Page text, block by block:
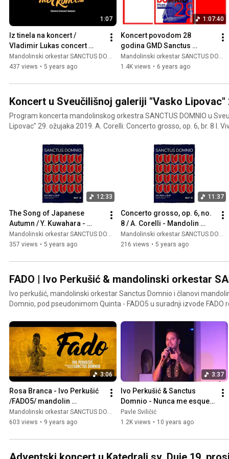
#umas #adriaticket #capricciocromatico
1:07
Iz tinela na koncert /
Vladimir Lukas concert
announcement /
Mandolinski orkestar SANCTUS DOMNIO
437 views • 5 years ago
1:07:40
Koncert povodom 28
godina GMD Sanctus
Domnio
Mandolinski orkestar SANCTUS DOMNIO
1.4K views • 6 years ago
Koncert u Sveučilišnoj galeriji "Vasko Lipovac"
Program koncerta mandolinskog orkestra SANCTUS DOMNIO u
Lipovac" 29. ožujaka 2019. A. Corelli: Concerto grosso, op. 6, br. 8 I. Vivace II. Grave III. Allegro IV.
Kalebić - mandolina Stela Ivanišević - mandolina Sandra Katunarić - mandolina Dea Škorić -
mandolina Y. Kuwahara: Pjesma japanske jeseni V. Sunko: Intrada i ples T. Kaleebić Istok
Koncertmajstorica: Ivana Kenk-Kalebić Dirigent: Vladimir Lukas
12:33
The Song of Japanese
Autumn / Y. Kuwahara -
Mandolinski orkestar //
SANCTUS DOMNIO //
Mandolinski orkestar SANCTUS DOMNIO
357 views • 5 years ago
11:37
Concerto grosso, op. 6, no.
8 / A. Corelli - Mandolin
orchestra // SANCTUS
DOMNIO //
Mandolinski orkestar SANCTUS DOMNIO
216 views • 5 years ago
FADO | Ivo Perkušić & mandolinski orkestar
Ivo perkušić, mandolinski orkestar Sanctus Domnio i članovi
Domnio, pod pseudonimom Quinta - FADO5 u suradnji izvode FADO
3:06
Rosa Branca - Ivo Perkušić
/FADO5/ mandolin
orchestra SANCTUS
DOMNIO
Mandolinski orkestar SANCTUS DOMNIO
603 views • 9 years ago
3:37
Ivo Perkušić & Sanctus
Domnio - Nunca me esqueci
de ti
Pavle Sviličić
1.2K views • 10 years ago